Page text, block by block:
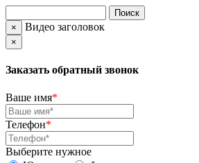
× Видео заголовок
×
Заказать обратный звонок
Ваше имя*
Телефон*
Выберите нужное